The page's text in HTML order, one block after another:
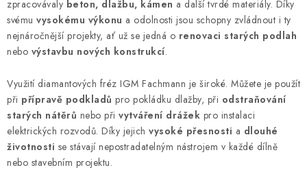
POTŘEBUJI DOBRÝ STROJ
Moje objednávka
zpracovávaly beton, dlažbu, kámen a další tvrdé materiály. Díky
svému vysokému výkonu a odolnosti jsou schopny zvládnout i ty
nejnáročnější projekty, ať už se jedná o renovaci starých podlah
nebo výstavbu nových konstrukcí.
Využití diamantových fréz IGM Fachmann je široké. Můžete je použít
při přípravě podkladů pro pokládku dlažby, při odstraňování
starých nátěrů nebo při vytváření drážek pro instalaci
elektrických rozvodů. Díky jejich vysoké přesnosti a dlouhé
životnosti se stávají nepostradatelným nástrojem v každé dílně
nebo stavebním projektu.